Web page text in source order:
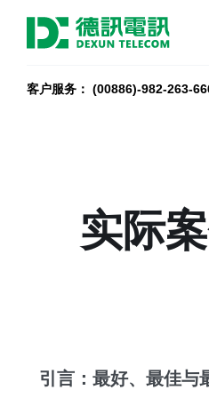
客户服务： (00886)-982-263-
实际
引言：最好、最佳与